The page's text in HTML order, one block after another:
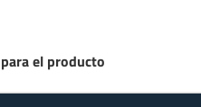
el producto